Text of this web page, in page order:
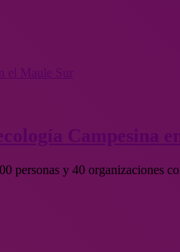
el Maule Sur
Campesina
personas y 40 organizaciones